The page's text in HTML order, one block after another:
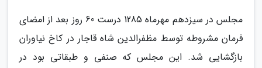
مجلس در سیزدهم مهرماه 1285 درست 60 روز بعد از امضای
فرمان مشروطه توسط مظفرالدین شاه قاجار در کاخ نیاوران
بازگشایی شد. این مجلس که صنفی و طبقاتی بود در